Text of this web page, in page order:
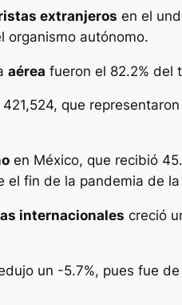
extranjeros en el
organismo autónomo.
aérea fueron el 82.2% del
que
en México, que recibió
el fin de la pandemia de
internacionales creció
un -5.7%, pues fue